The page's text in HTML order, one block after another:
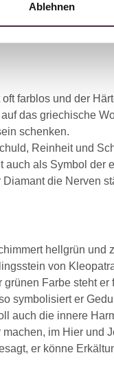
Ablehnen
farblos und der
das griechische
schenken.
Reinheit und
auch als Symbol der
Diamant die Nerven
hellgrün und
von
grünen Farbe steht
symbolisiert er
auch die innere
machen, im Hier und
er könne